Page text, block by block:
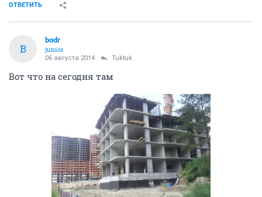
ОТВЕТИТЬ
B
bodr
junior
06 августа 2014 Tuktuk
Вот что на сегодня там